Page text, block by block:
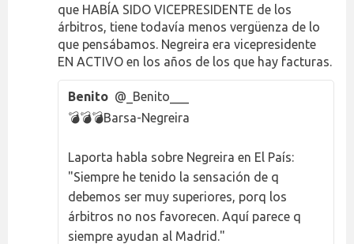
que HABÍA SIDO VICEPRESIDENTE de los
árbitros, tiene todavía menos vergüenza de lo
que pensábamos. Negreira era vicepresidente
EN ACTIVO en los años de los que hay facturas.
Benito @_Benito___
💣💣💣Barsa-Negreira
Laporta habla sobre Negreira en El País:
"Siempre he tenido la sensación de q
debemos ser muy superiores, porq los
árbitros no nos favorecen. Aquí parece q
siempre ayudan al Madrid."